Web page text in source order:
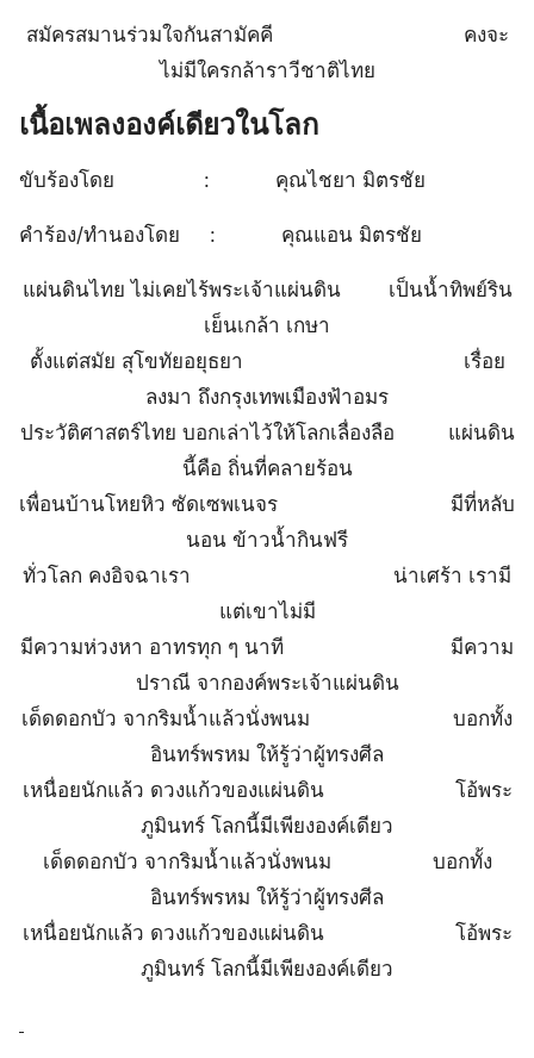
สมัครสมานร่วมใจกันสามัคคี คงจะ
ไม่มีใครกล้าราวีชาติไทย
เนื้อเพลงองค์เดียวในโลก
ขับร้องโดย : คุณไชยา มิตรชัย
คำร้อง/ทำนองโดย : คุณแอน มิตรชัย
แผ่นดินไทย ไม่เคยไร้พระเจ้าแผ่นดิน เป็นน้ำทิพย์ริน
เย็นเกล้า เกษา
ตั้งแต่สมัย สุโขทัยอยุธยา เรื่อย
ลงมา ถึงกรุงเทพเมืองฟ้าอมร
ประวัติศาสตร์ไทย บอกเล่าไว้ให้โลกเลื่องลือ แผ่นดิน
นี้คือ ถิ่นที่คลายร้อน
เพื่อนบ้านโหยหิว ซัดเซพเนจร มีที่หลับ
นอน ข้าวน้ำกินฟรี
ทั่วโลก คงอิจฉาเรา น่าเศร้า เรามี
แต่เขาไม่มี
มีความห่วงหา อาทรทุก ๆ นาที มีความ
ปราณี จากองค์พระเจ้าแผ่นดิน
เด็ดดอกบัว จากริมน้ำแล้วนั่งพนม บอกทั้ง
อินทร์พรหม ให้รู้ว่าผู้ทรงศีล
เหนื่อยนักแล้ว ดวงแก้วของแผ่นดิน โอ้พระ
ภูมินทร์ โลกนี้มีเพียงองค์เดียว
เด็ดดอกบัว จากริมน้ำแล้วนั่งพนม บอกทั้ง
อินทร์พรหม ให้รู้ว่าผู้ทรงศีล
เหนื่อยนักแล้ว ดวงแก้วของแผ่นดิน โอ้พระ
ภูมินทร์ โลกนี้มีเพียงองค์เดียว